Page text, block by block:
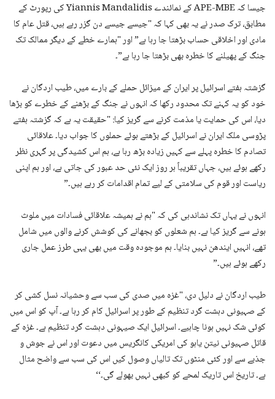
جیسا کہ APE-MBE کے نمائندے Yiannis Mandalidis کی رپورٹ کے
مطابق، ترک صدر نے یہ بھی کہا کہ "جیسے جیسے دن گزر رہے ہیں، قتل عام کا
مادی اور اخلاقی حساب بڑھتا جا رہا ہے” اور "ہمارے خطے کے دیگر ممالک تک
جنگ کے پھیلنے کا خطرہ بھی بڑھتا جا رہا ہے”۔
گزشتہ ہفتے اسرائیل پر ایران کے میزائل حملے کے بارے میں، طیب اردگان نے
خود کو یہ کہنے تک محدود رکھا کہ انہوں نے جنگ کے بڑھنے کے خطرے کو بڑھا
دیا، اس کی حمایت یا مذمت کرنے سے گریز کیا: "حقیقت یہ ہے کہ گزشتہ ہفتے
پڑوسی ملک ایران نے اسرائیل کے بڑھتے ہوئے حملوں کا جواب دیا۔ علاقائی
تصادم کا خطرہ پہلے سے کہیں زیادہ بڑھ رہا ہے، ہم اس کشیدگی پر گہری نظر
رکھے ہوئے ہیں، جہاں تقریباً ہر روز ایک نئی حد عبور کی جاتی ہے، اور ہم اپنی
ریاست اور قوم کی سلامتی کے لیے تمام اقدامات کر رہے ہیں۔”
انہوں نے یہاں تک نشاندہی کی کہ "ہم نے ہمیشہ علاقائی فسادات میں ملوث
ہونے سے گریز کیا ہے۔ ہم شعلوں کو بجھانے کی کوشش کرنے والوں میں شامل
تھے، انہیں ایندھن نہیں بنایا۔ ہم موجودہ وقت میں بھی یہی طرز عمل جاری
رکھے ہوئے ہیں۔”
طیب اردگان نے دلیل دی، "غزہ میں صدی کی سب سے وحشیانہ نسل کشی کر
کے صہیونی دہشت گرد تنظیم کے طور پر اسرائیل کام کر رہا ہے۔ آپ کو اس میں
کوئی شک نہیں ہونا چاہیے۔ اسرائیل ایک صیہونی دہشت گرد تنظیم ہے۔ غزہ کے
قاتل صہیونی نیتن یاہو کی امریکی کانگریس میں دعوت اور اس نے جوش و
جذبے سے اور کئی منٹوں تک تالیاں وصول کیں اس کی سب سے واضح مثال
ہے۔ تاریخ اس تاریک لمحے کو کبھی نہیں بھولے گی۔‘‘